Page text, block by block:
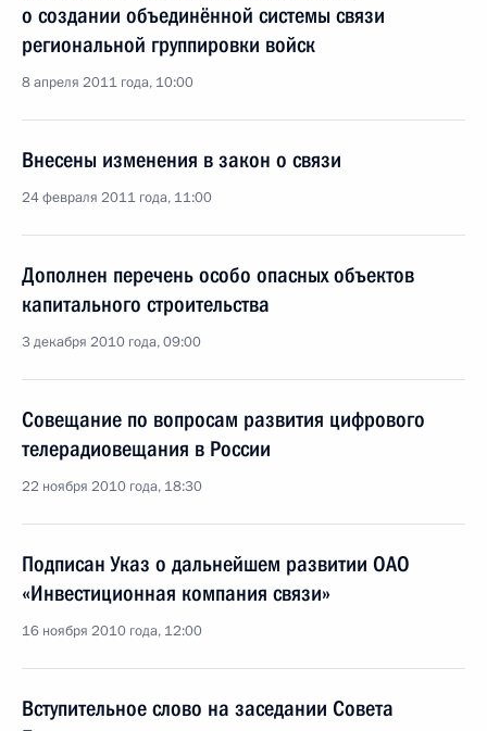
о создании объединённой системы связи
региональной группировки войск
8 апреля 2011 года, 10:00
Внесены изменения в закон о связи
24 февраля 2011 года, 11:00
Дополнен перечень особо опасных объектов
капитального строительства
3 декабря 2010 года, 09:00
Совещание по вопросам развития цифрового
телерадиовещания в России
22 ноября 2010 года, 18:30
Подписан Указ о дальнейшем развитии ОАО
«Инвестиционная компания связи»
16 ноября 2010 года, 12:00
Вступительное слово на заседании Совета